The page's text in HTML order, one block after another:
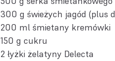
300 g świeżych jagód (plus
200 ml śmietany kremówki
150 g cukru
2 łyżki żelatyny Delecta